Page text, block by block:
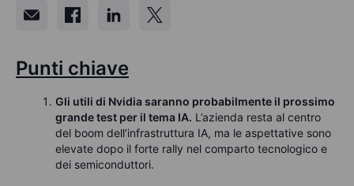
Punti chiave
Gli utili di Nvidia saranno probabilmente il prossimo
grande test per il tema IA. L’azienda resta al centro
del boom dell’infrastruttura IA, ma le aspettative sono
elevate dopo il forte rally nel comparto tecnologico e
dei semiconduttori.